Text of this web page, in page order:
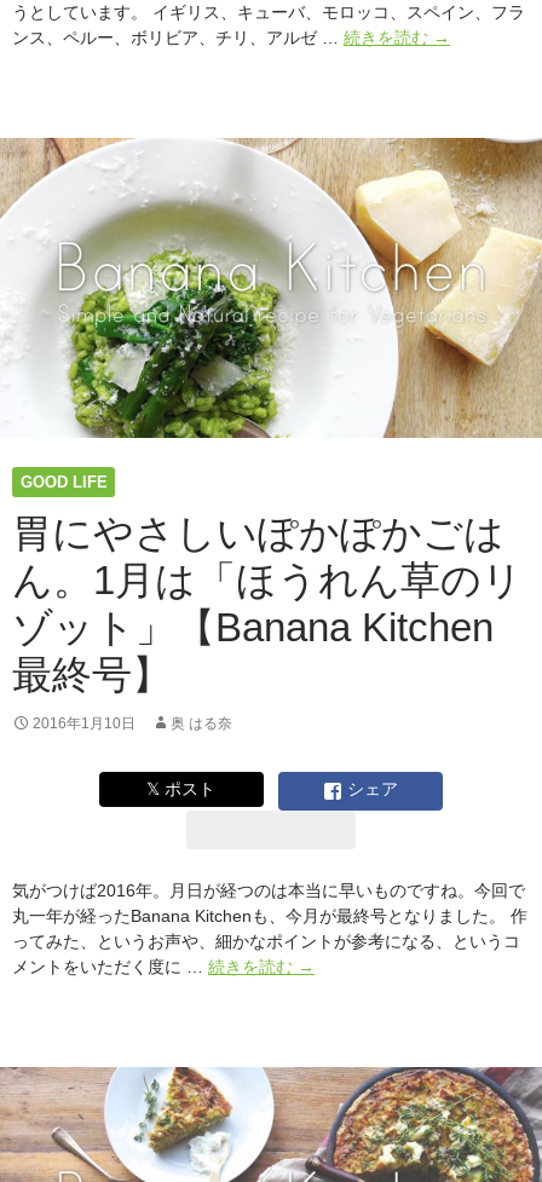
うとしています。 イギリス、キューバ、モロッコ、スペイン、フラ
ンス、ペルー、ボリビア、チリ、アルゼ … 続きを読む ア
を
す
み
ず
み
ま
で
食
べ
尽
く
す、
オ
ン
サ
ン
ド
と
ス
シ
Kitchen]
→
GOOD LIFE
胃にやさしいぽかぽかごは
ん。1月は「ほうれん草のリ
ゾット」【Banana Kitchen
最終号】
2016年1月10日 奥 はる奈
𝕏 ポスト シェア
気がつけば2016年。月日が経つのは本当に早いものですね。今回で
丸一年が経ったBanana Kitchenも、今月が最終号となりました。 作
ってみた、というお声や、細かなポイントが参考になる、というコ
メントをいただく度に … 続きを読む 胃
し
い
ぽ
か
ぽ
→